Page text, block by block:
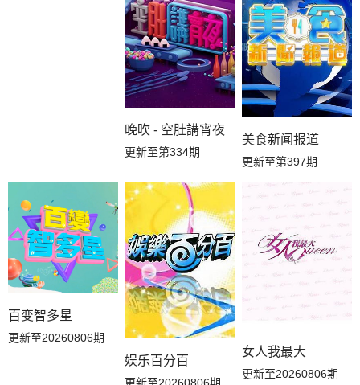
20260604下 20260603上
20260529万事屋 20260529居民采访
20260527剧情纯享 20260527上
20260521迷妹专访 20260520序
晚吹 - 空肚講宵夜
更新至第334期
美食新闻报道
更新至第397期
百变智多星
更新至20260806期
娱乐百分百
女人我最大
更新至20260806期